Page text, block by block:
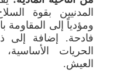
المدنيين بقوة
ومؤدياً إلى المقاومة
فادحة. إضافة إلى
الحريات
العيش.